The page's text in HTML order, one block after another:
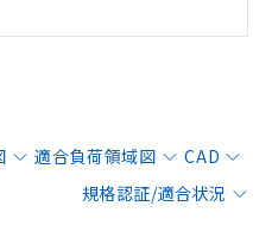
適合負荷領域図
CAD
規格認証/適合状況